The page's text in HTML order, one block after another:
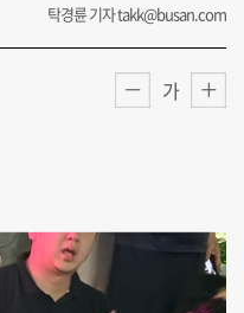
탁경륜 기자 takk@busan.com
가